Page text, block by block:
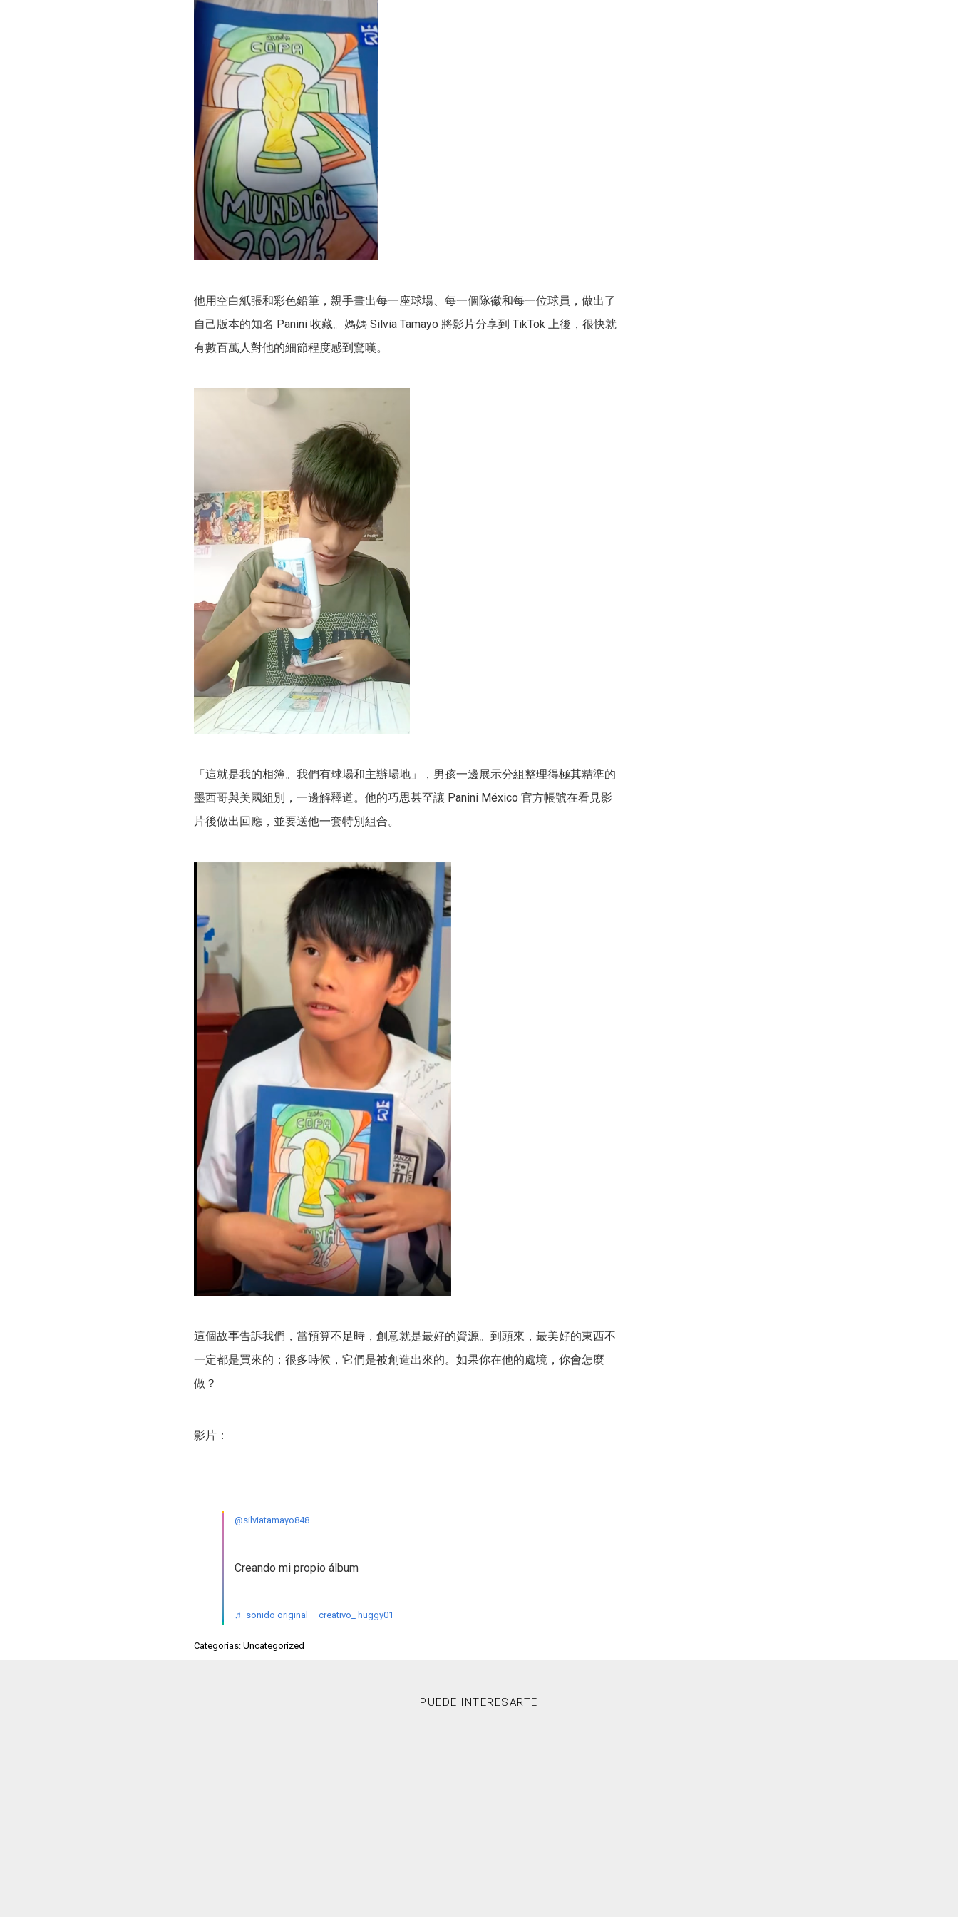
他用空白紙張和彩色鉛筆，親手畫出每一座球場、每一個隊徽和每一位球員，做出了
自己版本的知名 Panini 收藏。媽媽 Silvia Tamayo 將影片分享到 TikTok 上後，很快就
有數百萬人對他的細節程度感到驚嘆。
「這就是我的相簿。我們有球場和主辦場地」，男孩一邊展示分組整理得極其精準的
墨西哥與美國組別，一邊解釋道。他的巧思甚至讓 Panini México 官方帳號在看見影
片後做出回應，並要送他一套特別組合。
這個故事告訴我們，當預算不足時，創意就是最好的資源。到頭來，最美好的東西不
一定都是買來的；很多時候，它們是被創造出來的。如果你在他的處境，你會怎麼
做？
影片：
@silviatamayo848
Creando mi propio álbum
♬ sonido original – creativo_ huggy01
Categorías: Uncategorized
PUEDE INTERESARTE